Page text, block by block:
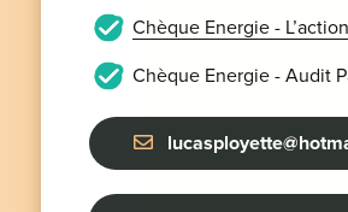
Chèque Energie -
Chèque Energie - Audit